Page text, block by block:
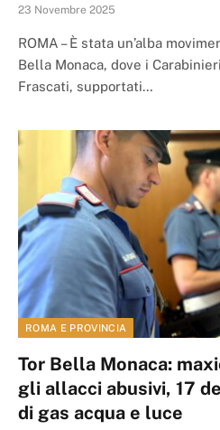
23 Novembre 2025
ROMA – È stata un’alba
Bella Monaca, dove i
Frascati, supportati…
ROMA E PROVINCIA
Tor Bella Monaca:
gli allacci abusivi, 17
di gas acqua e luce